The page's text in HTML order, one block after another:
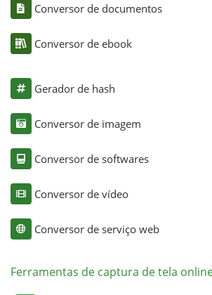
Conversor de documentos
Conversor de ebook
Gerador de hash
Conversor de imagem
Conversor de softwares
Conversor de vídeo
Conversor de serviço web
Ferramentas de captura de tela